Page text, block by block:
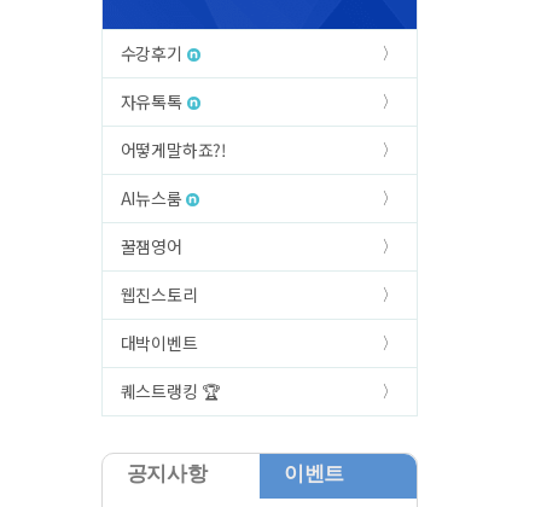
수강후기
자유톡톡
어떻게말하죠?!
AI뉴스룸
꿀잼영어
웹진스토리
대박이벤트
퀘스트랭킹 🏆
공지사항 이벤트